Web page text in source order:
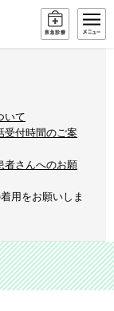
いて
受付時間のご案
者さんへのお願
用をお願いしま